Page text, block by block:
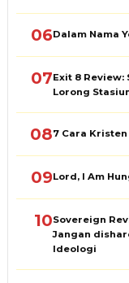
06Dalam Nama
07Exit 8 Review:
Lorong
087 Cara
09Lord, I Am
10Sovereign
Jangan
Ideologi